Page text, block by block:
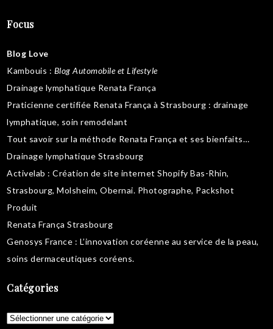
Focus
Blog Love
Kambouis : Blog Automobile et Lifestyle
Drainage lymphatique Renata França
Praticienne certifiée Renata França à Strasbourg : drainage
lymphatique, soin remodelant
Tout savoir sur la méthode Renata França et ses bienfaits…
Drainage lymphatique Strasbourg
Activelab : Création de site internet Shopify Bas-Rhin,
Strasbourg, Molsheim, Obernai. Photographe, Packshot
Produit
Renata França Strasbourg
Genosys France : L’innovation coréenne au service de la peau,
soins dermaceutiques coréens.
Catégories
Catégories